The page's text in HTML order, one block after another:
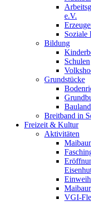
e.V.
Soziale
Bildung
Schulen
Grundstücke
Breitband in
Freizeit & Kultur
Aktivitäten
VGI-